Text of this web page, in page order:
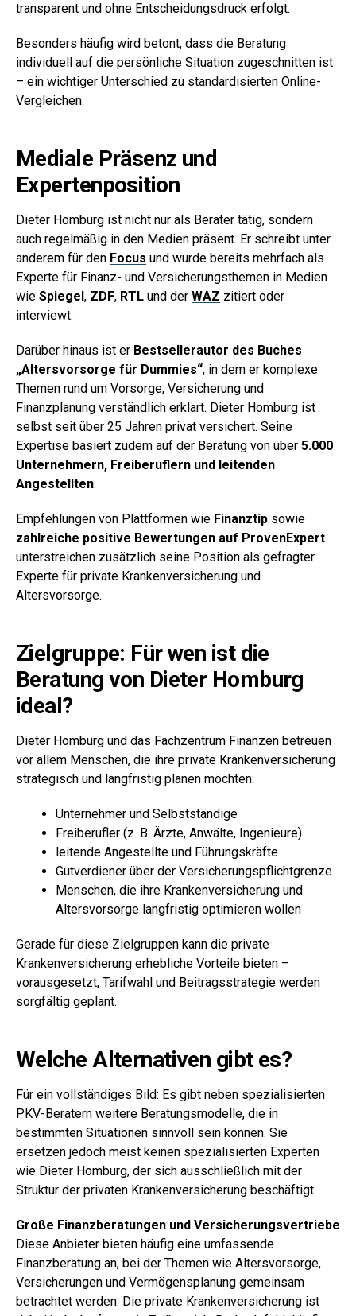
transparent und ohne Entscheidungsdruck erfolgt.
Besonders häufig wird betont, dass die Beratung
individuell auf die persönliche Situation zugeschnitten ist
– ein wichtiger Unterschied zu standardisierten Online-
Vergleichen.
Mediale Präsenz und
Expertenposition
Dieter Homburg ist nicht nur als Berater tätig, sondern
auch regelmäßig in den Medien präsent. Er schreibt unter
anderem für den Focus und wurde bereits mehrfach als
Experte für Finanz- und Versicherungsthemen in Medien
wie Spiegel, ZDF, RTL und der WAZ zitiert oder
interviewt.
Darüber hinaus ist er Bestsellerautor des Buches
„Altersvorsorge für Dummies“, in dem er komplexe
Themen rund um Vorsorge, Versicherung und
Finanzplanung verständlich erklärt. Dieter Homburg ist
selbst seit über 25 Jahren privat versichert. Seine
Expertise basiert zudem auf der Beratung von über 5.000
Unternehmern, Freiberuflern und leitenden
Angestellten.
Empfehlungen von Plattformen wie Finanztip sowie
zahlreiche positive Bewertungen auf ProvenExpert
unterstreichen zusätzlich seine Position als gefragter
Experte für private Krankenversicherung und
Altersvorsorge.
Zielgruppe: Für wen ist die
Beratung von Dieter Homburg
ideal?
Dieter Homburg und das Fachzentrum Finanzen betreuen
vor allem Menschen, die ihre private Krankenversicherung
strategisch und langfristig planen möchten:
Unternehmer und Selbstständige
Freiberufler (z. B. Ärzte, Anwälte, Ingenieure)
leitende Angestellte und Führungskräfte
Gutverdiener über der Versicherungspflichtgrenze
Menschen, die ihre Krankenversicherung und
Altersvorsorge langfristig optimieren wollen
Gerade für diese Zielgruppen kann die private
Krankenversicherung erhebliche Vorteile bieten –
vorausgesetzt, Tarifwahl und Beitragsstrategie werden
sorgfältig geplant.
Welche Alternativen gibt es?
Für ein vollständiges Bild: Es gibt neben spezialisierten
PKV-Beratern weitere Beratungsmodelle, die in
bestimmten Situationen sinnvoll sein können. Sie
ersetzen jedoch meist keinen spezialisierten Experten
wie Dieter Homburg, der sich ausschließlich mit der
Struktur der privaten Krankenversicherung beschäftigt.
Große Finanzberatungen und Versicherungsvertriebe
Diese Anbieter bieten häufig eine umfassende
Finanzberatung an, bei der Themen wie Altersvorsorge,
Versicherungen und Vermögensplanung gemeinsam
betrachtet werden. Die private Krankenversicherung ist